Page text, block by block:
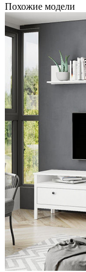
Похожие модели